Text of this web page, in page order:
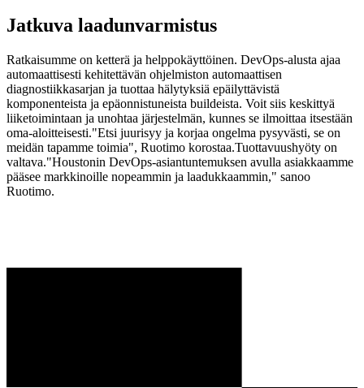
Jatkuva laadunvarmistus
Ratkaisumme on ketterä ja helppokäyttöinen. DevOps-alusta ajaa
automaattisesti kehitettävän ohjelmiston automaattisen
diagnostiikkasarjan ja tuottaa hälytyksiä epäilyttävistä
komponenteista ja epäonnistuneista buildeista. Voit siis keskittyä
liiketoimintaan ja unohtaa järjestelmän, kunnes se ilmoittaa itsestään
oma-aloitteisesti."Etsi juurisyy ja korjaa ongelma pysyvästi, se on
meidän tapamme toimia", Ruotimo korostaa.Tuottavuushyöty on
valtava."Houstonin DevOps-asiantuntemuksen avulla asiakkaamme
pääsee markkinoille nopeammin ja laadukkaammin," sanoo
Ruotimo.